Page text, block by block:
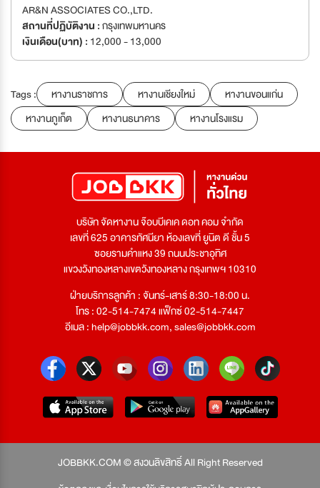
AR&N ASSOCIATES CO.,LTD.
สถานที่ปฏิบัติงาน :กรุงเทพมหานคร
เงินเดือน(บาท) : 12,000 - 13,000
Tags : หางานราชการ หางานเชียงใหม่
หางานขอนแก่น
หางานภูเก็ต
หางานธนาคาร หางานโรงแรม
บริษัท จัดหางาน จ๊อบบีเคเค ดอท คอม จำกัด
เลขที่ 625 อาคารทัศนียา ห้องเลขที่ ยูนิต ดี ชั้น 5
ซอยรามคำแหง 39 ถนนประชาอุทิศ
แขวงวังทองหลางเขตวังทองหลาง กรุงเทพฯ 10310
ฝ่ายบริการลูกค้า : จันทร์-เสาร์ 8:30-18:00 น.
โทร : 02-514-7474 แฟ็กซ์ 02-514-7447
อีเมล :help@jobbkk.com,sales@jobbkk.com
JOBBKK.COM © สงวนลิขสิทธิ์ All Right Reserved